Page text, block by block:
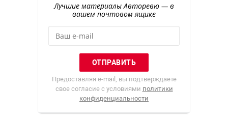
Лучшие материалы Авторевю — в
вашем почтовом ящике
Предоставляя e-mail, вы подтверждаете
свое согласие с условиями политики
конфиденциальности